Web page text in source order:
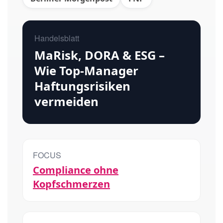
Handelsblatt
MaRisk, DORA & ESG –
Wie Top-Manager
Haftungsrisiken
vermeiden
FOCUS
Compliance ohne
Kopfschmerzen